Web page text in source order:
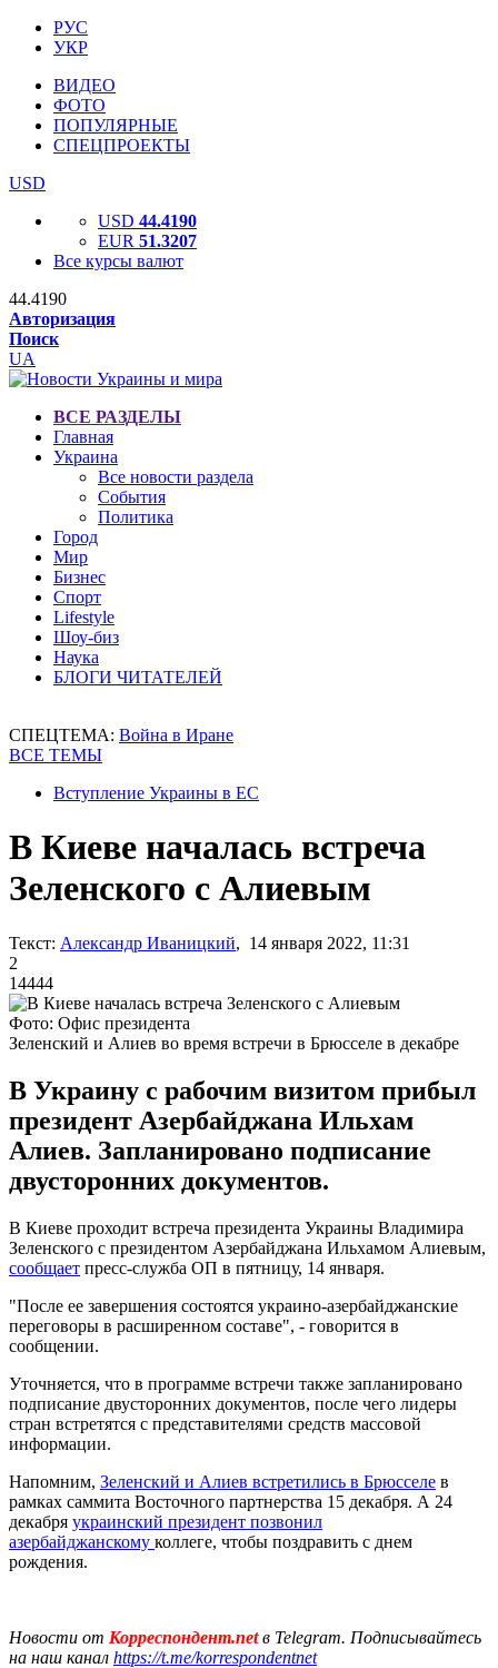
РУС
УКР
ВИДЕО
ФОТО
ПОПУЛЯРНЫЕ
СПЕЦПРОЕКТЫ
USD
USD 44.4190
EUR 51.3207
Все курсы валют
44.4190
Авторизация
Поиск
UA
ВСЕ РАЗДЕЛЫ
Главная
Украина
Все новости раздела
События
Политика
Город
Мир
Бизнес
Спорт
Lifestyle
Шоу-биз
Наука
БЛОГИ ЧИТАТЕЛЕЙ
СПЕЦТЕМА: Война в Иране
ВСЕ ТЕМЫ
Вступление Украины в ЕС
В Киеве началась встреча
Зеленского с Алиевым
Текст: Александр Иваницкий, 14 января 2022, 11:31
2
14444
Фото: Офис президента
Зеленский и Алиев во время встречи в Брюсселе в декабре
В Украину с рабочим визитом прибыл
президент Азербайджана Ильхам
Алиев. Запланировано подписание
двусторонних документов.
В Киеве проходит встреча президента Украины Владимира
Зеленского с президентом Азербайджана Ильхамом Алиевым,
сообщает пресс-служба ОП в пятницу, 14 января.
"После ее завершения состоятся украино-азербайджанские
переговоры в расширенном составе", - говорится в
сообщении.
Уточняется, что в программе встречи также запланировано
подписание двусторонних документов, после чего лидеры
стран встретятся с представителями средств массовой
информации.
Напомним, Зеленский и Алиев встретились в Брюсселе в
рамках саммита Восточного партнерства 15 декабря. А 24
декабря украинский президент позвонил
азербайджанскому коллеге, чтобы поздравить с днем
рождения.
Новости от Корреспондент.netв Telegram. Подписывайтесь
на наш канал https://t.me/korrespondentnet